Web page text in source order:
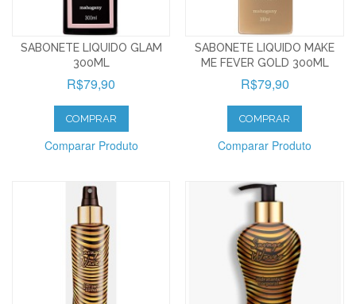
SABONETE LIQUIDO GLAM
300ML
R$79,90
COMPRAR
Comparar Produto
SABONETE LIQUIDO MAKE
ME FEVER GOLD 300ML
R$79,90
COMPRAR
Comparar Produto